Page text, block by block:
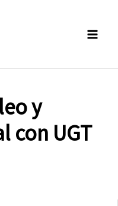
y
con UGT